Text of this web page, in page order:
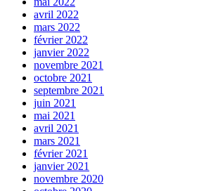
avril 2022
mars 2022
février 2022
janvier 2022
novembre 2021
octobre 2021
septembre 2021
juin 2021
mai 2021
avril 2021
mars 2021
février 2021
janvier 2021
novembre 2020